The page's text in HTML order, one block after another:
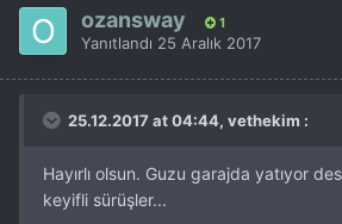
ozansway 1
Yanıtlandı 25 Aralık 2017
25.12.2017 at 04:44, vethekim :
Hayırlı olsun. Guzu garajda yatıyor
keyifli sürüşler...